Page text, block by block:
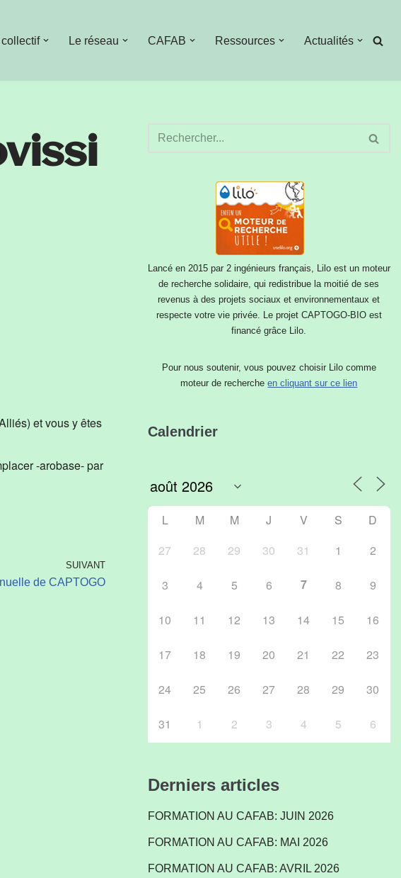
collectif Le réseau CAFAB Ressources Actualités
Outlook Live
et vous y êtes
-arobase- par
SUIVANT
de CAPTOGO
Lancé en 2015 par 2 ingénieurs français, Lilo est un moteur
de recherche solidaire, qui redistribue la moitié de ses
revenus à des projets sociaux et environnementaux et
respecte votre vie privée. Le projet CAPTOGO-BIO est
financé grâce Lilo.
Pour nous soutenir, vous pouvez choisir Lilo comme
moteur de rechercheen cliquant sur ce lien
Calendrier
L M M J V S
D
27
28 29 30 31 1 2
3 4 5 6 7 8 9
10 11 12 13 14 15 16
17 18 19 20 21 22 23
24 25 26 27 28 29 30
31 1 2 3 4 5 6
Derniers articles
FORMATION AU CAFAB: JUIN 2026
FORMATION AU CAFAB: MAI 2026
FORMATION AU CAFAB: AVRIL 2026